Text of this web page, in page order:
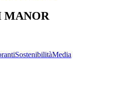
MANOR
SostenibilitàMedia